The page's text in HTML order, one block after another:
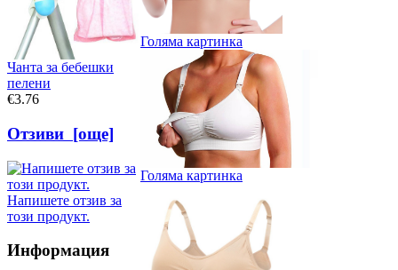
Чанта за бебешки
пелени
€3.76
Отзиви [още]
Напишете отзив за
този продукт.
Информация
Голяма картинка
Голяма картинка